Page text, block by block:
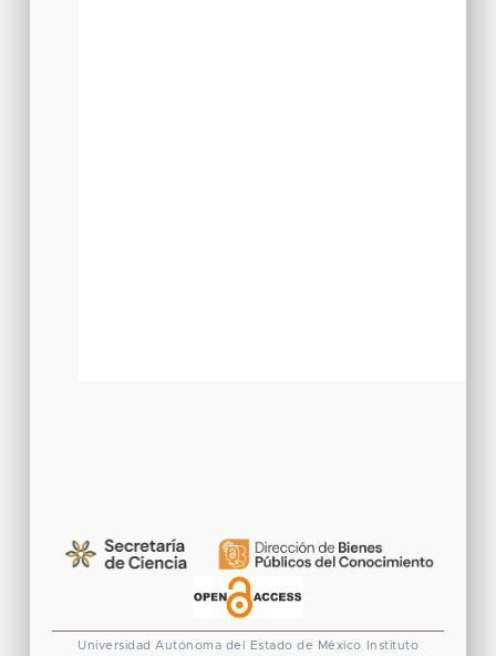
Universidad Autónoma del Estado de México Instituto